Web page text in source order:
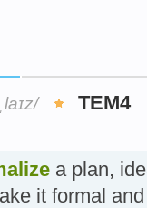
TEM4
a plan,
it formal